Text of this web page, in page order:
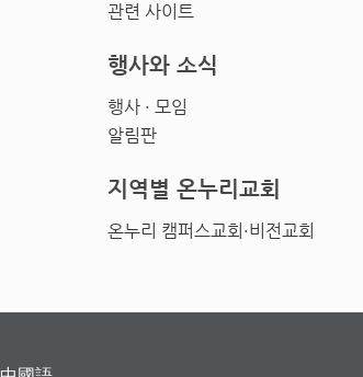
관련 사이트
행사와 소식
행사 · 모임
알림판
지역별 온누리교회
온누리 캠퍼스교회·비전교회